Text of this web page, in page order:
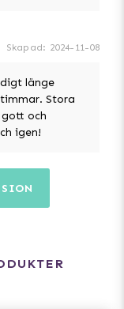
Skapad: 2024-11-08
länge
Stora
och
igen!